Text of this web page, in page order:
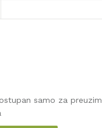
samo za